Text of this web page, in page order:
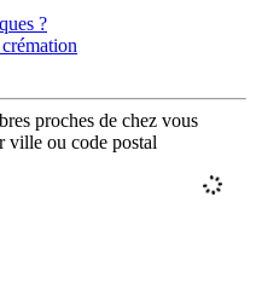
?
proches de chez vous
ville ou code postal